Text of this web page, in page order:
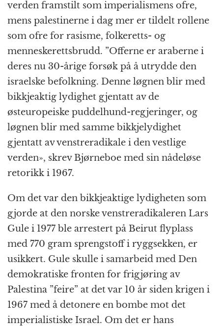
verden framstilt som imperialismens ofre,
mens palestinerne i dag mer er tildelt rollene
som ofre for rasisme, folkeretts- og
menneskerettsbrudd. ”Offerne er araberne i
deres nu 30-årige forsøk på å utrydde den
israelske befolkning. Denne løgnen blir med
bikkjeaktig lydighet gjentatt av de
østeuropeiske puddelhund-regjeringer, og
løgnen blir med samme bikkjelydighet
gjentatt av venstreradikale i den vestlige
verden», skrev Bjørneboe med sin nådeløse
retorikk i 1967.
Om det var den bikkjeaktige lydigheten som
gjorde at den norske venstreradikaleren Lars
Gule i 1977 ble arrestert på Beirut flyplass
med 770 gram sprengstoff i ryggsekken, er
usikkert. Gule skulle i samarbeid med Den
demokratiske fronten for frigjøring av
Palestina ”feire” at det var 10 år siden krigen i
1967 med å detonere en bombe mot det
imperialistiske Israel. Om det er hans